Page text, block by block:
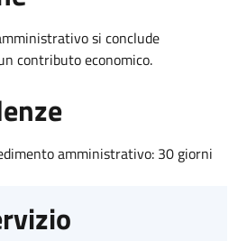
si conclude
contributo economico.
amministrativo: 30 giorni